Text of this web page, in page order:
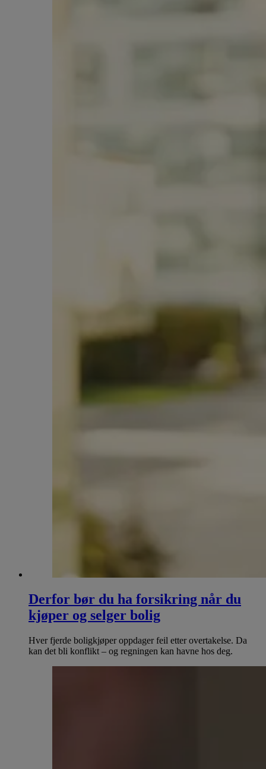
Derfor bør du ha forsikring når du
kjøper og selger bolig
Hver fjerde boligkjøper oppdager feil etter overtakelse. Da
kan det bli konflikt – og regningen kan havne hos deg.